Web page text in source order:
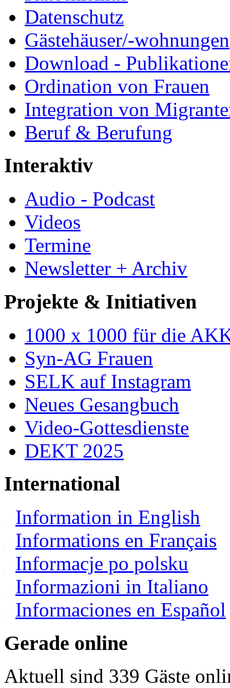
Datenschutz
Gästehäuser/-wohnungen
Download -
Ordination von Frauen
Integration von
Beruf & Berufung
Interaktiv
Audio - Podcast
Videos
Termine
Newsletter + Archiv
Projekte & Initiativen
1000 x 1000 für die
Syn-AG Frauen
SELK auf Instagram
Neues Gesangbuch
Video-Gottesdienste
DEKT 2025
International
Information in English
Informations en Français
Informacje po polsku
Informazioni in Italiano
Informaciones en Español
Gerade online
Aktuell sind 339 Gäste